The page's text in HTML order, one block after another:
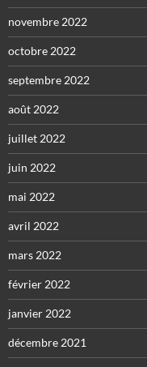
novembre 2022
octobre 2022
septembre 2022
août 2022
juillet 2022
juin 2022
mai 2022
avril 2022
mars 2022
février 2022
janvier 2022
décembre 2021